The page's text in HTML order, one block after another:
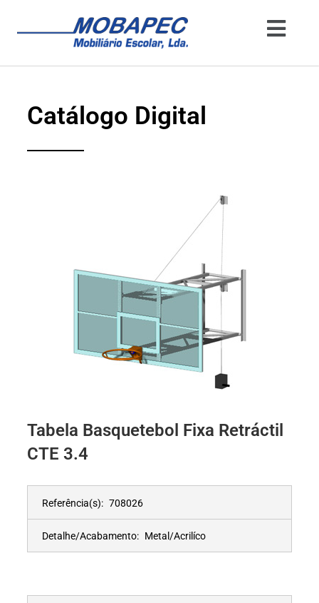
Catálogo Digital
Tabela Basquetebol Fixa Retráctil
CTE 3.4
Referência(s): 708026
Detalhe/Acabamento: Metal/Acrilíco